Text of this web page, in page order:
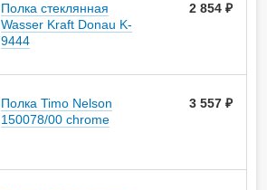
Полка стеклянная
Wasser Kraft Donau K-
9444
2 854
Полка Timo Nelson
150078/00 chrome
3 557